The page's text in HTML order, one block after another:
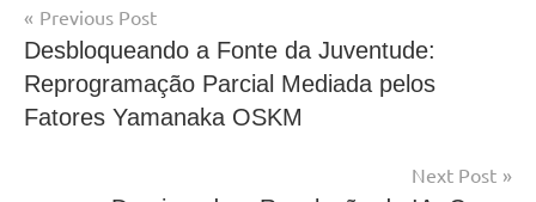
Post
navigation
Previous Post
Desbloqueando a Fonte da Juventude:
Reprogramação Parcial Mediada pelos
Fatores Yamanaka OSKM
Next Post